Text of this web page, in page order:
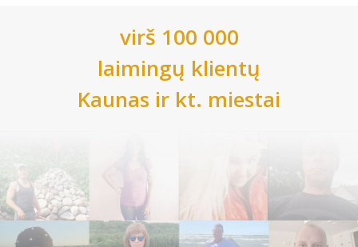
virš 100 000
laimingų klientų
Kaunas ir kt. miestai